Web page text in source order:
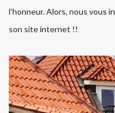
l’honneur. Alors, nous vous
son site internet !!